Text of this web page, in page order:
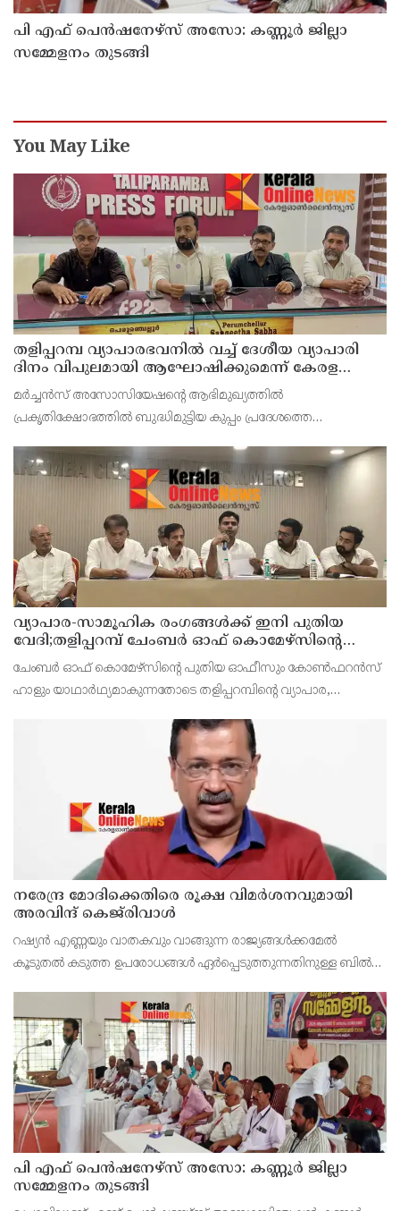
പി എഫ് പെൻഷനേഴ്സ് അസോ: കണ്ണൂർ ജില്ലാ
സമ്മേളനം തുടങ്ങി
You May Like
തളിപ്പറമ്പ വ്യാപാരഭവനിൽ വച്ച് ദേശീയ വ്യാപാരി
ദിനം വിപുലമായി ആഘോഷിക്കുമെന്ന് കേരള
വ്യാപാരി വ്യവസായി ഏകോപന സമിതി തളിപ്പറമ്പ്
യൂണിറ്റ് ഭാരവാഹികൾ
മർച്ചൻസ് അസോസിയേഷന്റെ ആഭിമുഖ്യത്തിൽ
പ്രകൃതിക്ഷോഭത്തിൽ ബുദ്ധിമുട്ടിയ കുപ്പം പ്രദേശത്തെ
സഹായം ധനവും, ഓപ്പറേഷൻ തൂഫാൻ ഭാഗ മായി കേരള
പോലീസ് നടത്തിയ സൗ
വ്യാപാര-സാമൂഹിക രംഗങ്ങൾക്ക് ഇനി പുതിയ
വേദി;തളിപ്പറമ്പ് ചേംബർ ഓഫ് കൊമേഴ്‌സിന്റെ
ഓഫീസും കോൺഫറൻസ് ഹാളും ഒരുങ്ങി
ചേംബർ ഓഫ് കൊമേഴ്‌സിന്റെ പുതിയ ഓഫീസും കോൺഫറൻസ്
ഹാളും യാഥാർഥ്യമാകുന്നതോടെ തളിപ്പറമ്പിന്റെ വ്യാപാര,
സാധ്യതകൾ തുറക്കും. പരിശീലന പരിപാടികൾ, സെമിനാറുകൾ,
നരേന്ദ്ര മോദിക്കെതിരെ രൂക്ഷ വിമർശനവുമായി
അരവിന്ദ് കെജ്‌രിവാൾ
റഷ്യൻ എണ്ണയും വാതകവും വാങ്ങുന്ന രാജ്യങ്ങൾക്കമേൽ
കൂടുതൽ കടുത്ത ഉപരോധങ്ങൾ ഏർപ്പെടുത്തുന്നതിനുള്ള ബിൽ
ഇന്ത്യൻ പ്രധാനമന്ത്രി നരേന്ദ്ര മോദിക്കെതിരെ രൂക്ഷ
പി എഫ് പെൻഷനേഴ്സ് അസോ: കണ്ണൂർ ജില്ലാ
സമ്മേളനം തുടങ്ങി